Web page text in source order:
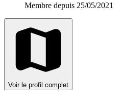
Membre depuis 25/05/2021
Voir le profil complet